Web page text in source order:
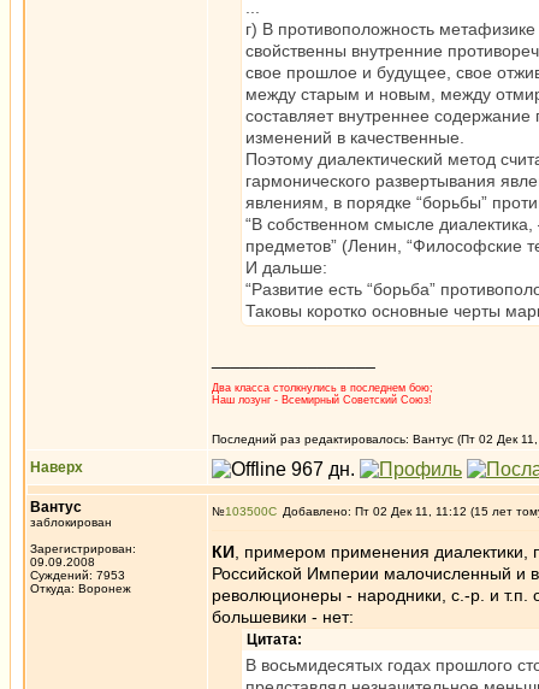
г) В противоположность
свойственны внутренние
свое прошлое и будущее, свое
между старым и новым, между
составляет внутреннее
изменений в качественные.
Поэтому диалектический метод
гармонического развертывания
явлениям, в порядке “борьбы”
“В собственном смысле
предметов” (Ленин, “Философские
И дальше:
“Развитие есть “борьба”
Таковы коротко основные черты
Два класса столкнулись в последнем бою;
Наш лозунг - Всемирный Советский Союз!
Последний раз редактировалось: Вантус (Пт 02 Дек
Наверх
Вантус
заблокирован
Зарегистрирован:
09.09.2008
Суждений: 7953
Откуда: Воронеж
№103500 Добавлено: Пт 02 Дек 11, 11:12 (15 лет
КИ , примером применения
Российской Империи малочисленный и
революционеры - народники, с.-р. и т.п.
большевики - нет:
Цитата:
В восьмидесятых годах прошлого